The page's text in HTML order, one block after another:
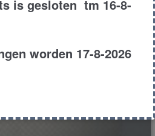
€ 40.00
# 26485
is gesloten tm 16-8-
worden 17-8-2026